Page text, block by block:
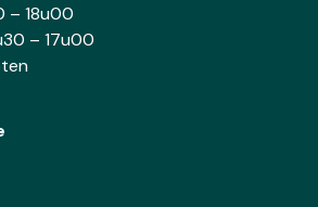
– 18u00
– 17u00